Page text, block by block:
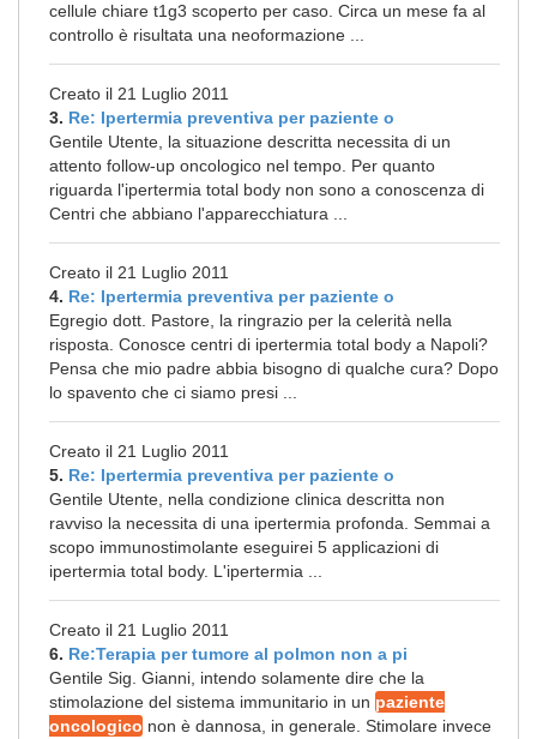
cellule chiare t1g3 scoperto per caso. Circa un mese fa al
controllo è risultata una neoformazione ...
Creato il 21 Luglio 2011
3. Re: Ipertermia preventiva per paziente o
Gentile Utente, la situazione descritta necessita di un
attento follow-up oncologico nel tempo. Per quanto
riguarda l'ipertermia total body non sono a conoscenza di
Centri che abbiano l'apparecchiatura ...
Creato il 21 Luglio 2011
4. Re: Ipertermia preventiva per paziente o
Egregio dott. Pastore, la ringrazio per la celerità nella
risposta. Conosce centri di ipertermia total body a Napoli?
Pensa che mio padre abbia bisogno di qualche cura? Dopo
lo spavento che ci siamo presi ...
Creato il 21 Luglio 2011
5. Re: Ipertermia preventiva per paziente o
Gentile Utente, nella condizione clinica descritta non
ravviso la necessita di una ipertermia profonda. Semmai a
scopo immunostimolante eseguirei 5 applicazioni di
ipertermia total body. L'ipertermia ...
Creato il 21 Luglio 2011
6. Re:Terapia per tumore al polmon non a pi
Gentile Sig. Gianni, intendo solamente dire che la
stimolazione del sistema immunitario in un paziente
oncologico non è dannosa, in generale. Stimolare invece